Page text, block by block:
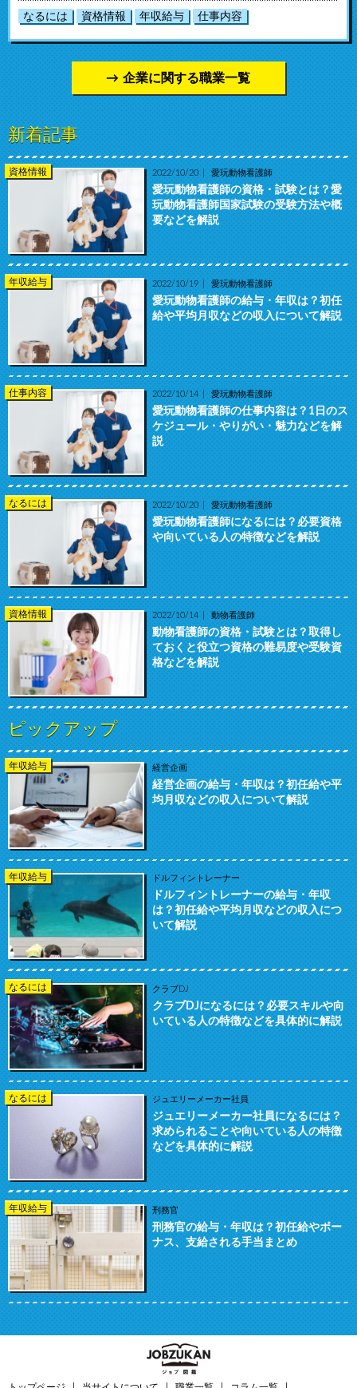
なるには 資格情報 年収給与 仕事内容
企業に関する職業一覧
新着記事
資格情報 2022/10/20 愛玩動物看護師
愛玩動物看護師の資格・試験とは？愛
玩動物看護師国家試験の受験方法や概
要などを解説
年収給与 2022/10/19 愛玩動物看護師
愛玩動物看護師の給与・年収は？初任
給や平均月収などの収入について解説
仕事内容 2022/10/14 愛玩動物看護師
愛玩動物看護師の仕事内容は？1日のス
ケジュール・やりがい・魅力などを解
説
なるには 2022/10/20 愛玩動物看護師
愛玩動物看護師になるには？必要資格
や向いている人の特徴などを解説
資格情報 2022/10/14 動物看護師
動物看護師の資格・試験とは？取得し
ておくと役立つ資格の難易度や受験資
格などを解説
ピックアップ
年収給与 経営企画
経営企画の給与・年収は？初任給や平
均月収などの収入について解説
年収給与 ドルフィントレーナー
ドルフィントレーナーの給与・年収
は？初任給や平均月収などの収入につ
いて解説
なるには クラブDJ
クラブDJになるには？必要スキルや向
いている人の特徴などを具体的に解説
なるには ジュエリーメーカー社員
ジュエリーメーカー社員になるには？
求められることや向いている人の特徴
などを具体的に解説
年収給与 刑務官
刑務官の給与・年収は？初任給やボー
ナス、支給される手当まとめ